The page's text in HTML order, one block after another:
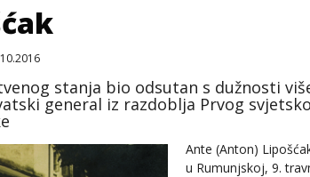
stanja bio odsutan s dužnosti
general iz razdoblja Prvog
Ante (Anton)
u Rumunjskoj, 9.